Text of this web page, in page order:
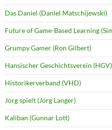
Das Daniel (Daniel Matschijewski)
Future of Game-Based Learning
Grumpy Gamer (Ron Gilbert)
Hansischer Geschichtsverein (HGV)
Historikerverband (VHD)
Jörg spielt (Jörg Langer)
Kaliban (Gunnar Lott)